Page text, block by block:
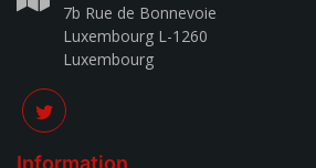
7b Rue de Bonnevoie
Luxembourg L-1260
Luxembourg
Information